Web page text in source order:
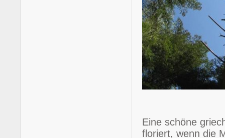
Eine schöne
floriert, wenn die